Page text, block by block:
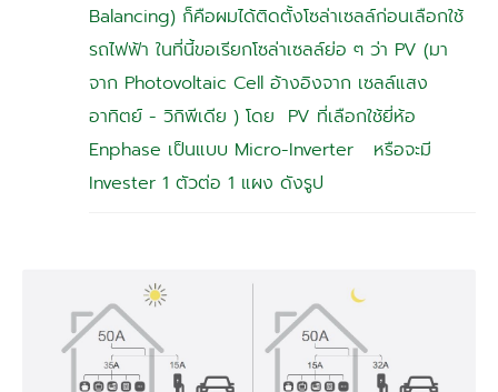
Balancing) ก็คือผมได้ติดตั้งโซล่าเซลล์ก่อนเลือกใช้
รถไฟฟ้า ในที่นี้ขอเรียกโซล่าเซลล์ย่อ ๆ ว่า PV (มา
จาก Photovoltaic Cell อ้างอิงจาก เซลล์แสง
อาทิตย์ - วิกิพีเดีย ) โดย PV ที่เลือกใช้ยี่ห้อ
Enphase เป็นแบบ Micro-Inverter หรือจะมี
Invester 1 ตัวต่อ 1 แผง ดังรูป